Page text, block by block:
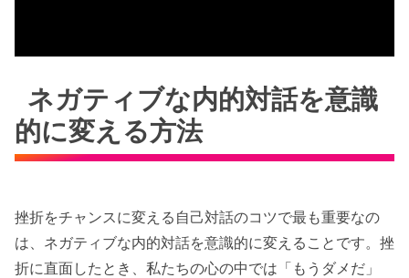
ネガティブな内的対話を意識
的に変える方法
挫折をチャンスに変える自己対話のコツで最も重要なの
は、ネガティブな内的対話を意識的に変えることです。挫
折に直面したとき、私たちの心の中では「もうダメだ」